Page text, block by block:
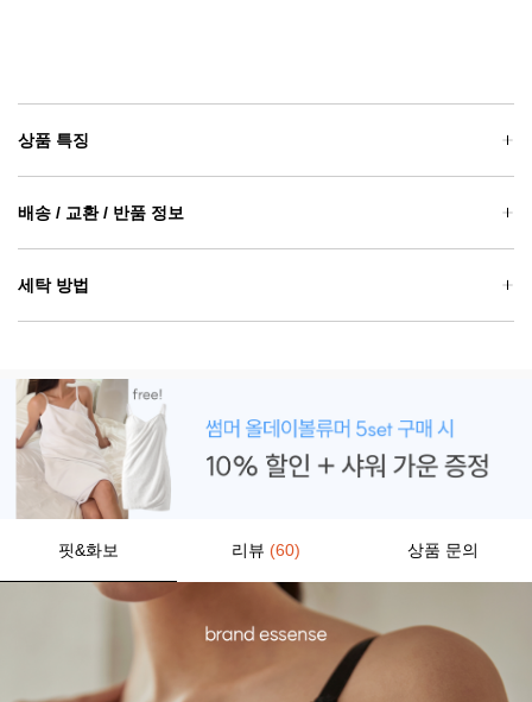
상품 특징
배송 / 교환 / 반품 정보
세탁 방법
핏&화보 리뷰 (60) 상품 문의